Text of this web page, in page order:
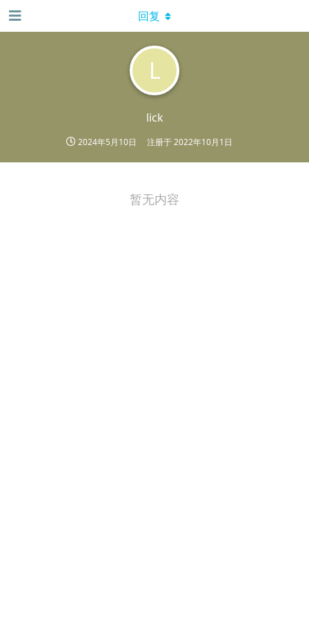
L
lick
2024年5月10日 注册于2022年10月1日
回复
暂无内容